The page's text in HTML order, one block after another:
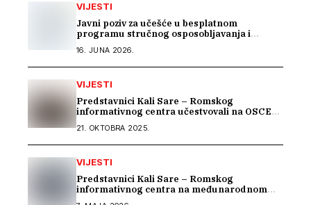
VIJESTI
Javni poziv za učešće u besplatnom
programu stručnog osposobljavanja i
16. JUNA 2026.
VIJESTI
Predstavnici Kali Sare – Romskog
informativnog centra učestvovali na OSCE
21. OKTOBRA 2025.
VIJESTI
Predstavnici Kali Sare – Romskog
informativnog centra na međunarodnom